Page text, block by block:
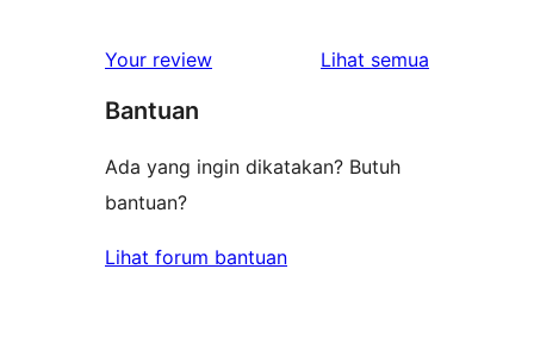
1-
Your review Lihat semua
Bantuan
Ada yang ingin dikatakan? Butuh
bantuan?
Lihat forum bantuan